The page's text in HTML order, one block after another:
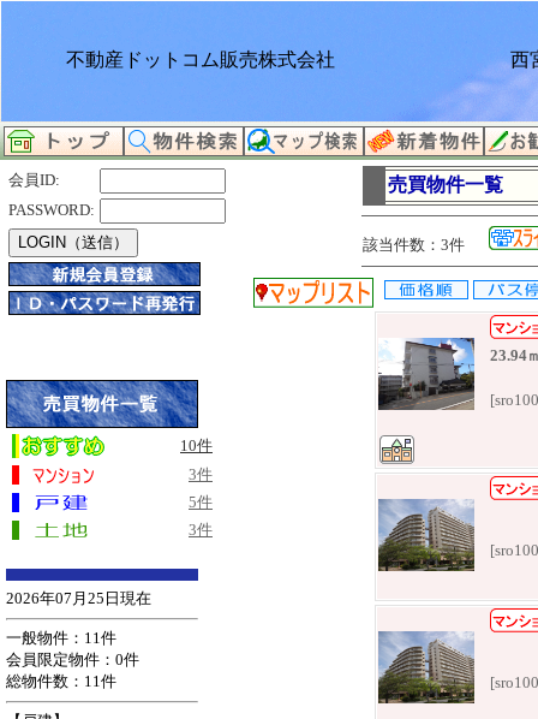
不動産ドットコム販売株式会社 西
会員ID:
PASSWORD:
10件
3件
5件
3件
売買物件一覧
該当件数：3件
23.94